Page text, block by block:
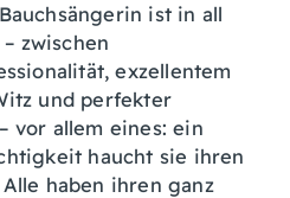
ist in all
zwischen
exzellentem
und perfekter
vor allem eines: ein
haucht sie ihren
haben ihren ganz